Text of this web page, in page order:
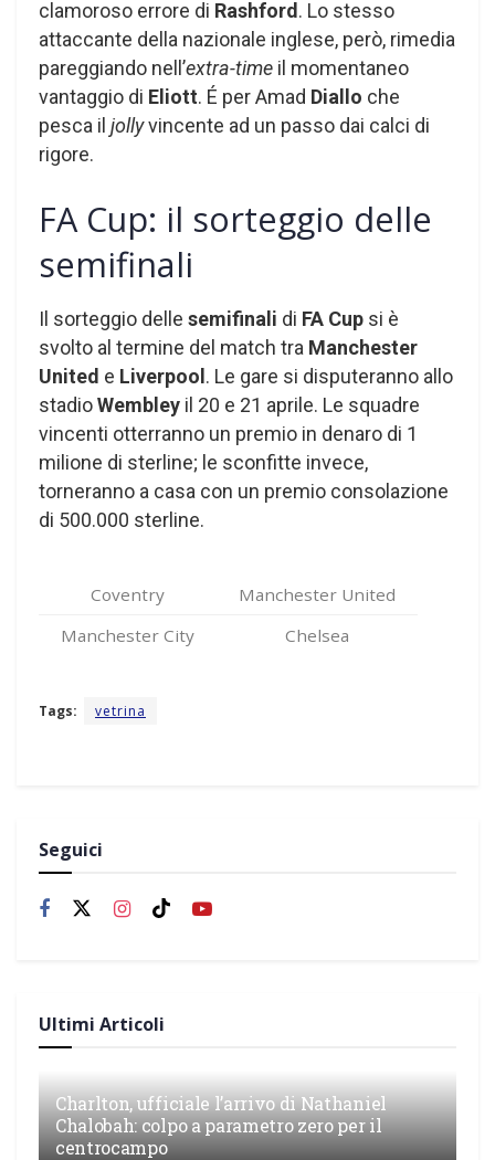
clamoroso errore di Rashford . Lo stesso
attaccante della nazionale inglese, però, rimedia
pareggiando nell’extra-time il momentaneo
vantaggio di Eliott. É per Amad Diallo che
pesca il jollyvincente ad un passo dai calci di
rigore.
FA Cup: il sorteggio delle
semifinali
Il sorteggio delle semifinali di FA Cup si è
svolto al termine del match tra Manchester
United e Liverpool. Le gare si disputeranno allo
stadioWembley il 20 e 21 aprile. Le squadre
vincenti otterranno un premio in denaro di 1
milione di sterline; le sconfitte invece,
torneranno a casa con un premio consolazione
di 500.000 sterline.
Coventry
Manchester United
Manchester City
Chelsea
Tags: vetrina
Seguici
Ultimi Articoli
Charlton, ufficiale l’arrivo di Nathaniel
Chalobah: colpo a parametro zero per il
centrocampo